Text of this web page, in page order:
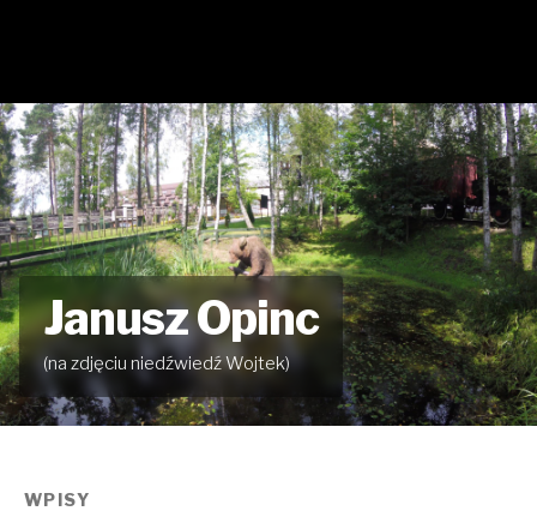
Janusz Opinc
(na zdjęciu niedźwiedź Wojtek)
WPISY